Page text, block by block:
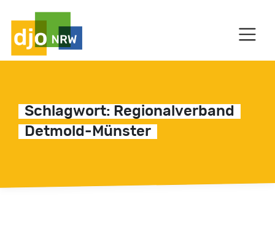
Schlagwort: Regionalverband
Detmold-Münster